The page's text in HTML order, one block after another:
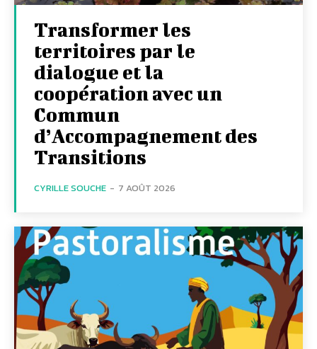
Transformer les
territoires par le
dialogue et la
coopération avec un
Commun
d’Accompagnement des
Transitions
CYRILLE SOUCHE - 7 AOÛT 2026